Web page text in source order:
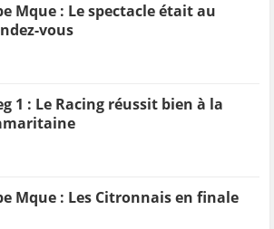
Mque : Le spectacle était au
vous
1 : Le Racing réussit bien à la
Mque : Les Citronnais en finale